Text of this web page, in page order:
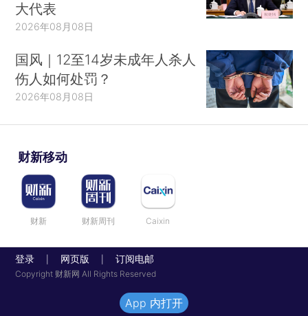
大代表
2026年08月08日
国风｜12至14岁未成年人杀人
伤人如何处罚？
2026年08月08日
财新移动
财新 财新周刊 Caixin
登录 网页版 订阅电邮
Copyright 财新网 All Rights Reserved
App 内打开